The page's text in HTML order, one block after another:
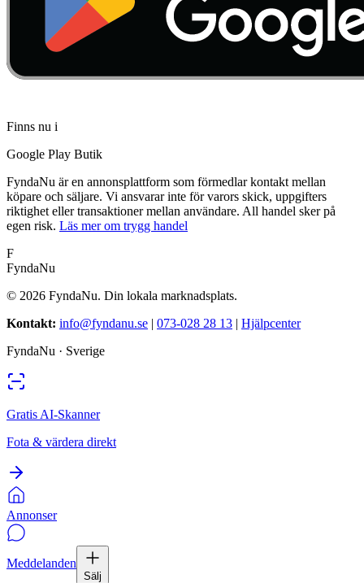
Finns nu i
Google Play Butik
FyndaNu är en annonsplattform som förmedlar kontakt mellan
köpare och säljare. Vi ansvarar inte för varors skick, uppgifters
riktighet eller transaktioner mellan användare. All handel sker på
egen risk. Läs mer om trygg handel
F
FyndaNu
© 2026 FyndaNu. Din lokala marknadsplats.
Kontakt: info@fyndanu.se | 073-028 28 13 | Hjälpcenter
FyndaNu · Sverige
Gratis AI-Skanner
Fota & värdera direkt
Annonser
Meddelanden
Sälj